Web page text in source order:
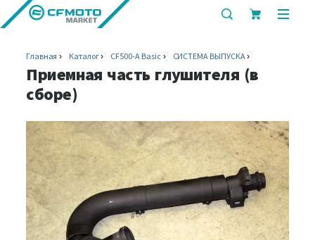
показать
строку
поиска
Главная Каталог CF500-A Basic СИСТЕМА ВЫПУСКА
Приемная часть глушителя (в
сборе)